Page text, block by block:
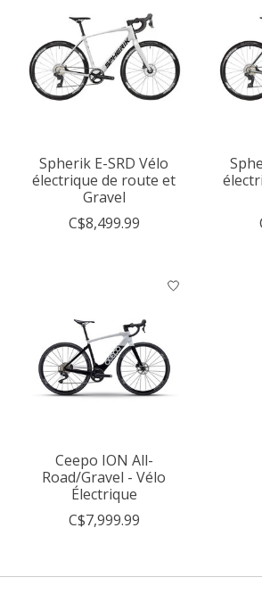
Spherik E-SRD Vélo
électrique de route et
Gravel
C$8,499.99
Ceepo ION All-
Road/Gravel - Vélo
Électrique
C$7,999.99